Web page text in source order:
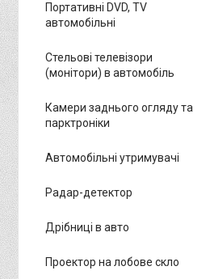
Портативні DVD, TV
автомобільні
Стельові телевізори
(монітори) в автомобіль
Камери заднього огляду та
парктроніки
Автомобільні утримувачі
Радар-детектор
Дрібниці в авто
Проектор на лобове скло